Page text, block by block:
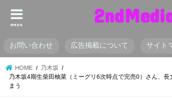
menu
お問い合わせ 広告掲載について サイト
HOME
乃木坂
乃木坂4期生柴田柚菜（ミーグリ6次時点で完売0）さん、長
まう